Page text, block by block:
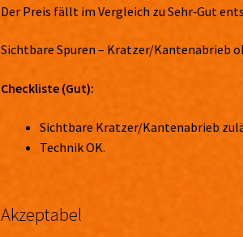
Der Preis fällt im Vergleich zu Sehr‑Gut
Sichtbare Spuren – Kratzer/Kantenabrieb
Checkliste (Gut):
Sichtbare Kratzer/Kantenabrieb
Technik OK.
Akzeptabel